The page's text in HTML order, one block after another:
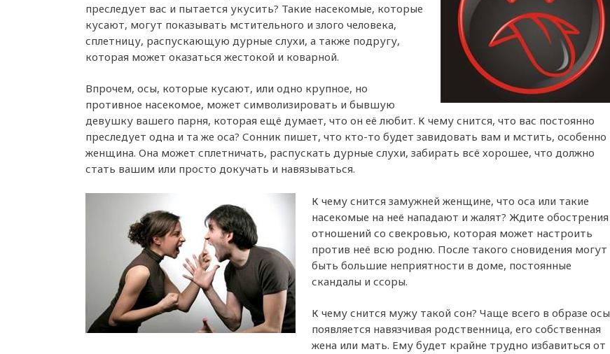
преследует вас и пытается укусить? Такие насекомые, которые
кусают, могут показывать мстительного и злого человека,
сплетницу, распускающую дурные слухи, а также подругу,
которая может оказаться жестокой и коварной.
Впрочем, осы, которые кусают, или одно крупное, но
противное насекомое, может символизировать и бывшую
девушку вашего парня, которая ещё думает, что он её любит. К чему снится, что вас постоянно
преследует одна и та же оса? Сонник пишет, что кто-то будет завидовать вам и мстить, особенно
женщина. Она может сплетничать, распускать дурные слухи, забирать всё хорошее, что должно
стать вашим или просто докучать и навязываться.
К чему снится замужней женщине, что оса или такие
насекомые на неё нападают и жалят? Ждите обострения
отношений со свекровью, которая может настроить
против неё всю родню. После такого сновидения могут
быть большие неприятности в доме, постоянные
скандалы и ссоры.
К чему снится мужу такой сон? Чаще всего в образе осы
появляется навязчивая родственница, его собственная
жена или мать. Ему будет крайне трудно избавиться от